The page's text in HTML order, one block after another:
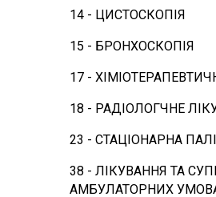
14 - ЦИСТОСКОПІЯ
15 - БРОНХОСКОПІЯ
17 -
18 - РАДІОЛОГЧНЕ
23 - СТАЦІОНАРНА
38 - ЛІКУВАННЯ ТА
АМБУЛАТОРНИХ